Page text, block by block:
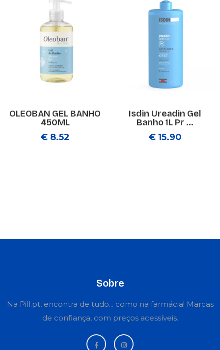
OLEOBAN GEL BANHO
450ML
€ 8.52
Isdin Ureadin Gel
Banho 1L Pr ...
€ 15.90
Sobre
Na Pill.pt, encontra de tudo... como na farmácia! Marcas
de confiança, com preços acessíveis.